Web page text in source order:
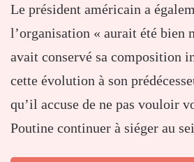
Le président américain a
l’organisation « aurait été bien
avait conservé sa composition
cette évolution à son
qu’il accuse de ne pas vouloir
Poutine continuer à siéger au